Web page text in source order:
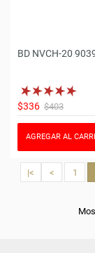
BD NVCH-20
$336 $403
AGREGAR AL
|< < 1